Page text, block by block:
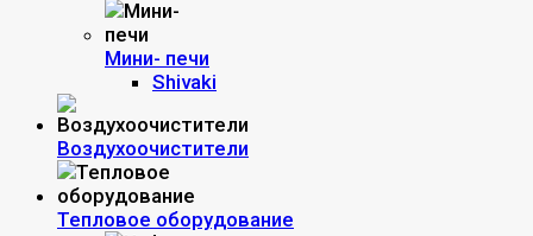
Мини- печи
Shivaki
Воздухоочистители
Тепловое оборудование